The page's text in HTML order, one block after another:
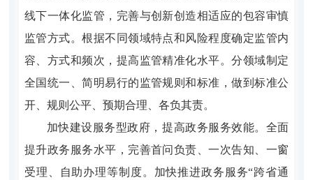
线下一体化监管，完善与创新创造相适应的包容审慎
监管方式。根据不同领域特点和风险程度确定监管内
容、方式和频次，提高监管精准化水平。分领域制定
全国统一、简明易行的监管规则和标准，做到标准公
开、规则公平、预期合理、各负其责。
加快建设服务型政府，提高政务服务效能。全面
提升政务服务水平，完善首问负责、一次告知、一窗
受理、自助办理等制度。加快推进政务服务“跨省通